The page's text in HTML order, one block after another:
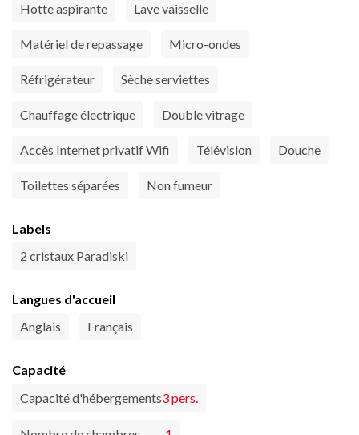
Hotte aspirante Lave vaisselle
Matériel de repassage Micro-ondes
Réfrigérateur Sèche serviettes
Chauffage électrique Double vitrage
Accès Internet privatif Wifi Télévision Douche
Toilettes séparées Non fumeur
Labels
2 cristaux Paradiski
Langues d'accueil
Anglais
Français
Capacité
Capacité d'hébergements3 pers.